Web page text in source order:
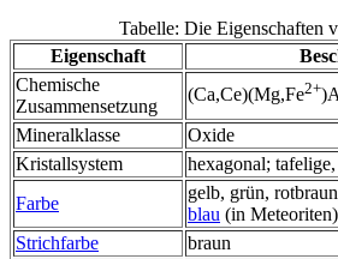
Tabelle: Die Eigenschaften
Eigenschaft
Chemische
Zusammensetzung
(Ca,Ce)(Mg,Fe2+
Mineralklasse
Oxide
Kristallsystem
hexagonal;
Farbe
gelb, grün,
blau (in Meteoriten)
Strichfarbe
braun